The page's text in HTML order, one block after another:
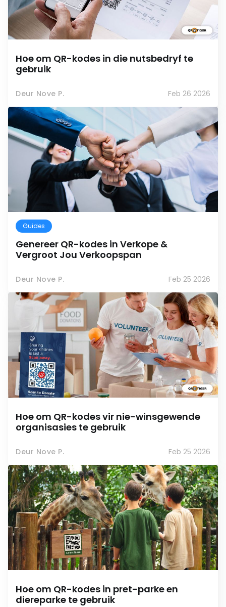
Hoe om QR-kodes in die nutsbedryf te
gebruik
Deur Nove P. Feb 26 2026
Guides
Genereer QR-kodes in Verkope &
Vergroot Jou Verkoopspan
Deur Nove P. Feb 25 2026
Hoe om QR-kodes vir nie-winsgewende
organisasies te gebruik
Deur Nove P. Feb 25 2026
Hoe om QR-kodes in pret-parke en
diereparke te gebruik